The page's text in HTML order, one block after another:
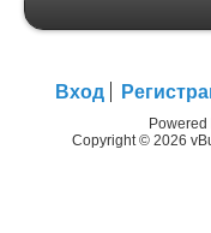
Вход
Powered
Copyright © 2026